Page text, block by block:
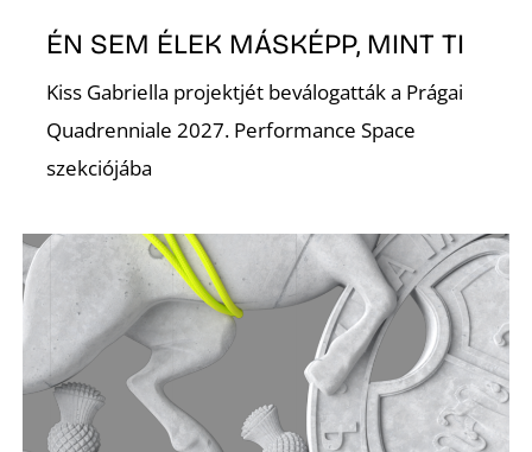
ÉN SEM ÉLEK MÁSKÉPP, MINT TI
Kiss Gabriella projektjét beválogatták a Prágai
Quadrenniale 2027. Performance Space
szekciójába